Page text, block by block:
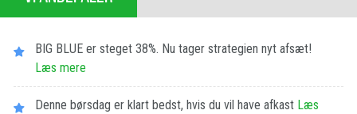
BIG BLUE er steget 38%. Nu tager strategien nyt afsæt!
Læs mere
Denne børsdag er klart bedst, hvis du vil have afkast Læs